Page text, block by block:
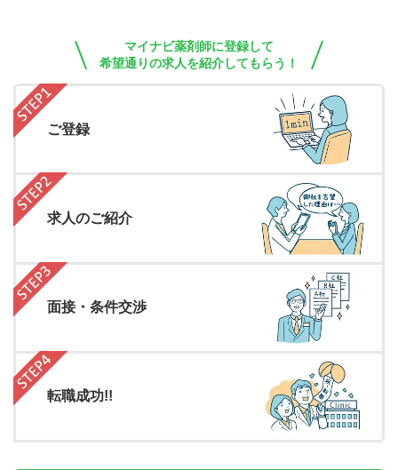
マイナビ薬剤師に登録して
希望通りの求人を紹介してもらう！
ご登録
求人のご紹介
面接・条件交渉
転職成功!!